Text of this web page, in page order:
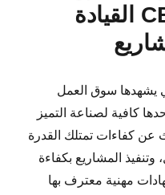
المتميز: شهادتا CBP القيادة
يشهدها سوق العمل
كافية لصناعة التميز
كفاءات تمتلك القدرة
وتنفيذ المشاريع بكفاءة
مهنية معترف بها